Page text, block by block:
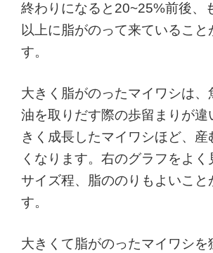
終わりになると20~25%前後、
以上に脂がのって来ていること
す。
大きく脂がのったマイワシは、
油を取りだす際の歩留まりが違
きく成長したマイワシほど、産
くなります。右のグラフをよく
サイズ程、脂ののりもよいこと
す。
大きくて脂がのったマイワシを